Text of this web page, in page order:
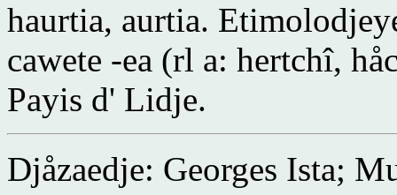
haurtia, aurtia.
cawete -ea (rl a: hertchî,
Payis d' Lidje.
Djåzaedje: Georges Ista;